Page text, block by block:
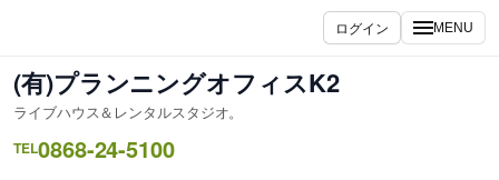
を
ス
キ
ッ
ログイン MENU
(有)プランニングオフィスK2
ライブハウス＆レンタルスタジオ。
TEL0868-24-5100